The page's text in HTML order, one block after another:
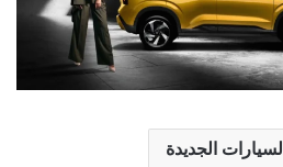
السيارات الجديدة